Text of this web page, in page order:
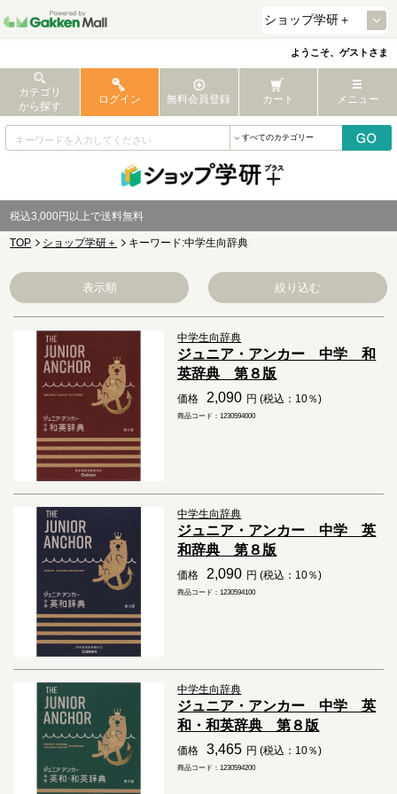
ようこそ、ゲストさま
カテゴリ
から探す
ログイン 無料会員登録 カート メニュー
税込3,000円以上で送料無料
TOP ショップ学研＋ キーワード:中学生向辞典
表示順 絞り込む
中学生向辞典
ジュニア・アンカー 中学 和
英辞典 第８版
価格 2,090 円 (税込：10％)
商品コード：1230594000
中学生向辞典
ジュニア・アンカー 中学 英
和辞典 第８版
価格 2,090 円 (税込：10％)
商品コード：1230594100
中学生向辞典
ジュニア・アンカー 中学 英
和・和英辞典 第８版
価格 3,465 円 (税込：10％)
商品コード：1230594200